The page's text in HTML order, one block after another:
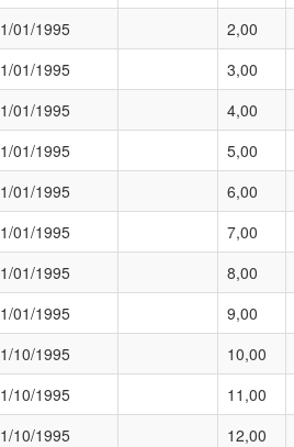
1/01/1995 2,00
1/01/1995 3,00
1/01/1995 4,00
1/01/1995 5,00
1/01/1995 6,00
1/01/1995 7,00
1/01/1995 8,00
1/01/1995 9,00
1/10/1995 10,00
1/10/1995 11,00
1/10/1995 12,00